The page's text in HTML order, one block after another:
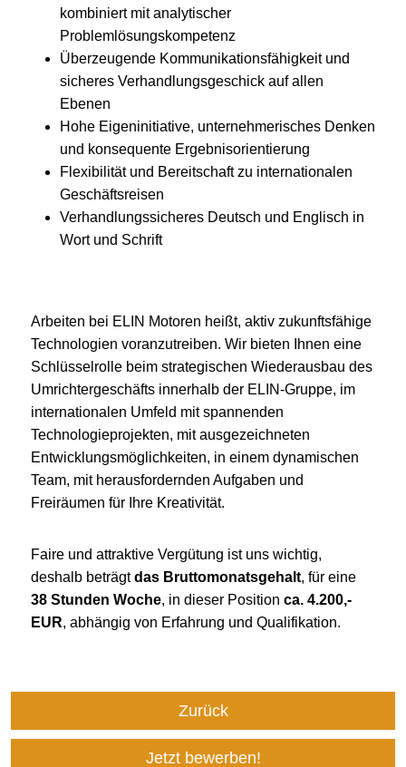
kombiniert mit analytischer
Problemlösungskompetenz
Überzeugende Kommunikationsfähigkeit und
sicheres Verhandlungsgeschick auf allen
Ebenen
Hohe Eigeninitiative, unternehmerisches Denken
und konsequente Ergebnisorientierung
Flexibilität und Bereitschaft zu internationalen
Geschäftsreisen
Verhandlungssicheres Deutsch und Englisch in
Wort und Schrift
Arbeiten bei ELIN Motoren heißt, aktiv zukunftsfähige
Technologien voranzutreiben. Wir bieten Ihnen eine
Schlüsselrolle beim strategischen Wiederausbau des
Umrichtergeschäfts innerhalb der ELIN-Gruppe, im
internationalen Umfeld mit spannenden
Technologieprojekten, mit ausgezeichneten
Entwicklungsmöglichkeiten, in einem dynamischen
Team, mit herausfordernden Aufgaben und
Freiräumen für Ihre Kreativität.
Faire und attraktive Vergütung ist uns wichtig,
deshalb beträgtdas Bruttomonatsgehalt, für eine
38 Stunden Woche, in dieser Position ca. 4.200,-
EUR, abhängig von Erfahrung und Qualifikation.
Zurück
Jetzt bewerben!